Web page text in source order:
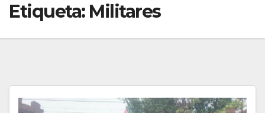
Etiqueta: Militares